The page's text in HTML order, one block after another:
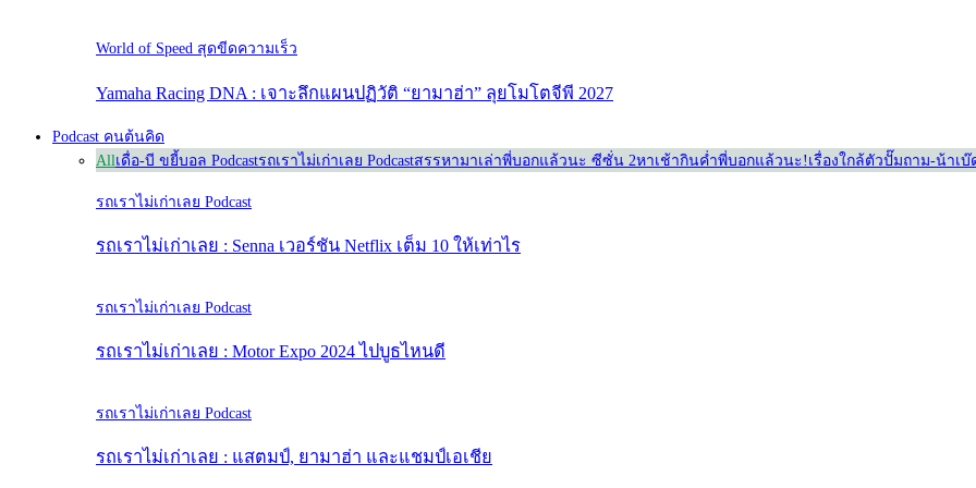
World of Speed สุดขีดความเร็ว
Yamaha Racing DNA : เจาะลึกแผนปฏิวัติ “ยามาฮ่า” ลุยโมโตจีพี 2027
Podcast คนต้นคิด
Allเดื่อ-บี ขยี้บอล Podcastรถเราไม่เก่าเลย Podcastสรรหามาเล่าพี่บอกแล้วนะ ซีซั่น 2หาเช้ากินค่ำพี่บอกแล้วนะ! เรื่องใกล้ตัวปั๊มถาม-น้าเบ๊
รถเราไม่เก่าเลย Podcast
รถเราไม่เก่าเลย : Senna เวอร์ชัน Netflix เต็ม 10 ให้เท่าไร
รถเราไม่เก่าเลย Podcast
รถเราไม่เก่าเลย : Motor Expo 2024 ไปบูธไหนดี
รถเราไม่เก่าเลย Podcast
รถเราไม่เก่าเลย : แสตมป์, ยามาฮ่า และแชมป์เอเชีย